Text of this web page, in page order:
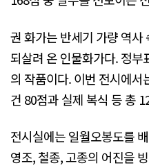
권 화가는 반세기 가량 역사
되살려 온 인물화가다. 정
의 작품이다. 이번 전시에
건 80점과 실제 복식 등 총
전시실에는 일월오봉도를
영조, 철종, 고종의 어진을